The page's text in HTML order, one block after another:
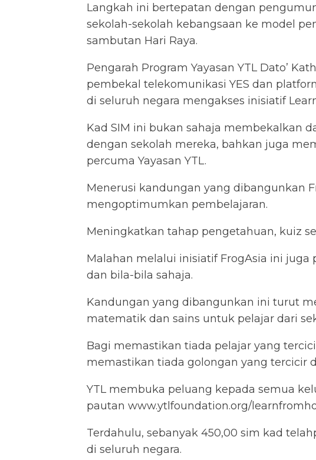
Langkah ini bertepatan dengan
sekolah-sekolah kebangsaan ke model
sambutan Hari Raya.
Pengarah Program Yayasan YTL Dato’
pembekal telekomunikasi YES dan
di seluruh negara mengakses inisiatif
Kad SIM ini bukan sahaja membekalkan
dengan sekolah mereka, bahkan juga
percuma Yayasan YTL.
Menerusi kandungan yang dibangunkan
mengoptimumkan pembelajaran.
Meningkatkan tahap pengetahuan, kuiz
Malahan melalui inisiatif FrogAsia ini
dan bila-bila sahaja.
Kandungan yang dibangunkan ini turut
matematik dan sains untuk pelajar dari
Bagi memastikan tiada pelajar yang
memastikan tiada golongan yang tercicir
YTL membuka peluang kepada semua
pautan www.ytlfoundation.org/
Terdahulu, sebanyak 450,00 sim kad
di seluruh negara.